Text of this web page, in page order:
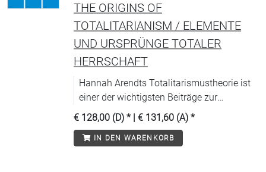
THE ORIGINS OF
TOTALITARIANISM / ELEMENTE
UND URSPRÜNGE TOTALER
HERRSCHAFT
Hannah Arendts Totalitarismustheorie ist
einer der wichtigsten Beiträge zur
politischen Theorie und Historiografie. Ein
Buch von verstörender Aktualität.
€ 128,00 (D) * | € 131,60 (A) *
IN DEN WARENKORB